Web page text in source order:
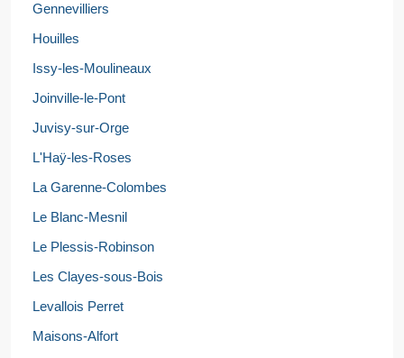
Gennevilliers
Houilles
Issy-les-Moulineaux
Joinville-le-Pont
Juvisy-sur-Orge
L'Haÿ-les-Roses
La Garenne-Colombes
Le Blanc-Mesnil
Le Plessis-Robinson
Les Clayes-sous-Bois
Levallois Perret
Maisons-Alfort